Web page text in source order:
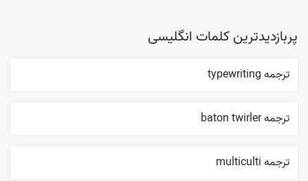
پربازدیدترین کلمات انگلیسی
ترجمه typewriting
ترجمه baton twirler
ترجمه multiculti